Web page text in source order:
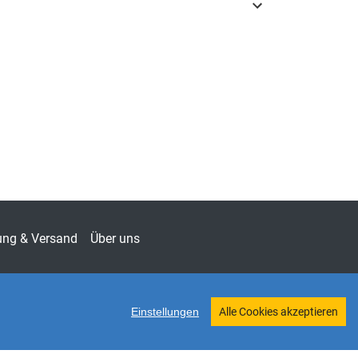
& Versand Über uns
Einstellungen Alle Cookies akzeptieren